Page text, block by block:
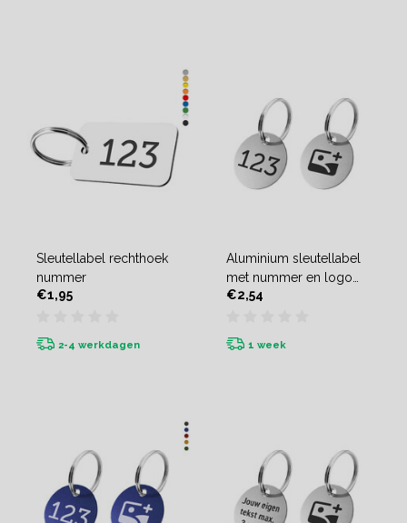
Sleutellabel rechthoek
nummer
€1,95
2-4 werkdagen
Aluminium sleutellabel
met nummer en logo
(tweezijdig) - per stuk
€2,54
1 week